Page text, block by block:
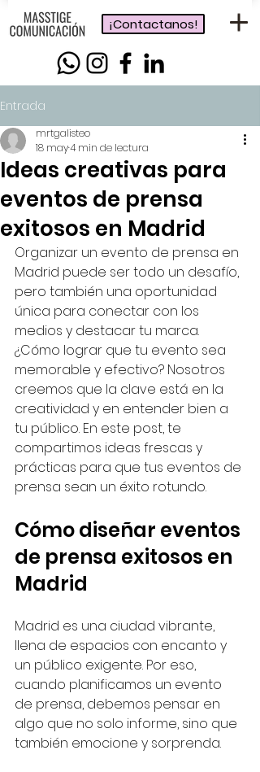
¡Contactanos!
Entrada
Ideas creativas para
eventos de prensa
exitosos en Madrid
mrtgalisteo
18 may4 min de lectura
Organizar un evento de prensa en
Madrid puede ser todo un desafío,
pero también una oportunidad
única para conectar con los
medios y destacar tu marca.
¿Cómo lograr que tu evento sea
memorable y efectivo? Nosotros
creemos que la clave está en la
creatividad y en entender bien a
tu público. En este post, te
compartimos ideas frescas y
prácticas para que tus eventos de
prensa sean un éxito rotundo.
Cómo diseñar eventos
de prensa exitosos en
Madrid
Madrid es una ciudad vibrante,
llena de espacios con encanto y
un público exigente. Por eso,
cuando planificamos un evento
de prensa, debemos pensar en
algo que no solo informe, sino que
también emocione y sorprenda.